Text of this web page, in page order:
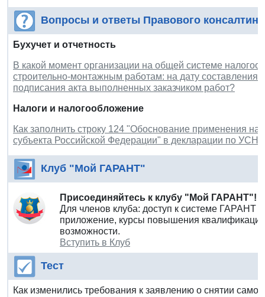
Вопросы и ответы Правового
Бухучет и отчетность
В какой момент организации на общей системе
строительно-монтажным работам: на дату составления
подписания акта выполненных заказчиком работ?
Налоги и налогообложение
Как заполнить строку 124 "Обоснование применения
субъекта Российской Федерации" в декларации по УСН?
Клуб "Мой ГАРАНТ"
Присоединяйтесь к клубу "Мой ГАРАНТ"!
Для членов клуба: доступ к системе ГАРАНТ
приложение, курсы повышения
возможности.
Вступить в Клуб
Тест
Как изменились требования к заявлению о снятии